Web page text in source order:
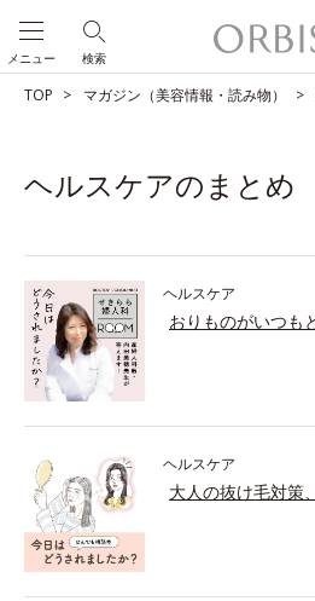
検索
メニュー
TOP マガジン（美容情報・読み物）
ヘルスケアのまとめ
ヘルスケア
おりものがいつも
ヘルスケア
大人の抜け毛対策